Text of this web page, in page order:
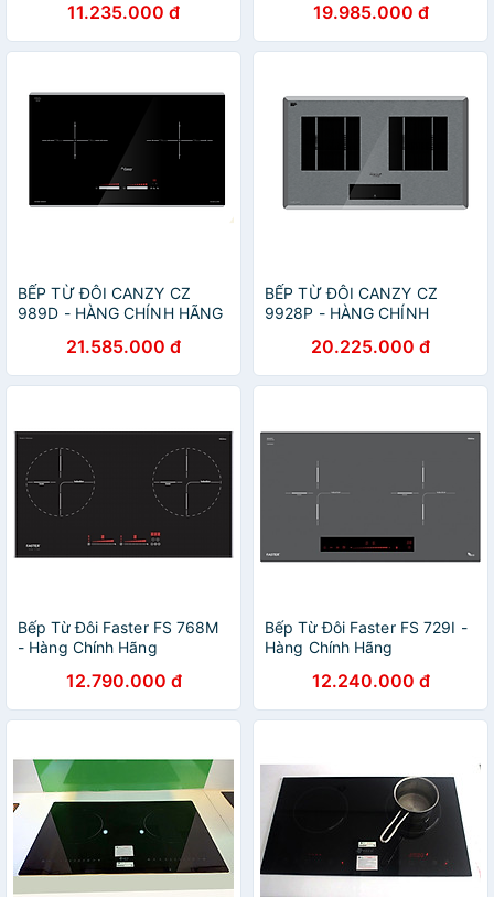
11.235.000 đ 19.985.000 đ
BẾP TỪ ĐÔI CANZY CZ
989D - HÀNG CHÍNH HÃNG
21.585.000 đ
BẾP TỪ ĐÔI CANZY CZ
9928P - HÀNG CHÍNH
20.225.000 đ
Bếp Từ Đôi Faster FS 768M
- Hàng Chính Hãng
12.790.000 đ
Bếp Từ Đôi Faster FS 729I -
Hàng Chính Hãng
12.240.000 đ